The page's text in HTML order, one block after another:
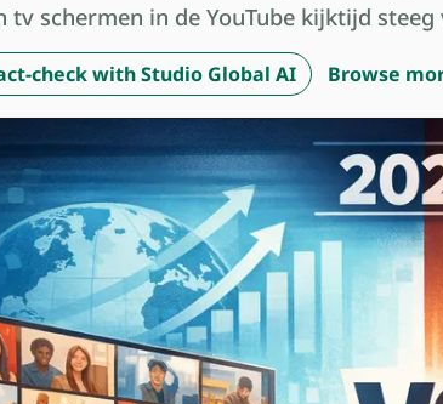
tv schermen in de YouTube kijktijd steeg
check with Studio Global AI Browse